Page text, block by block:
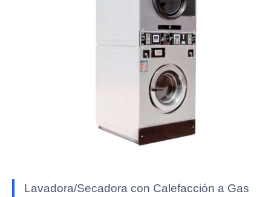
Lavadora/Secadora con Calefacción a Gas